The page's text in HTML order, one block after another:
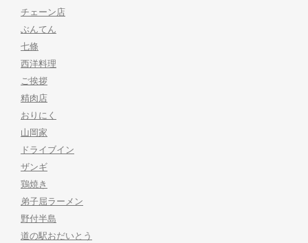
チェーン店
ぶんてん
七條
西洋料理
ご挨拶
精肉店
おりにく
山岡家
ドライブイン
ザンギ
鶏焼き
弟子屈ラーメン
野付半島
道の駅おだいとう